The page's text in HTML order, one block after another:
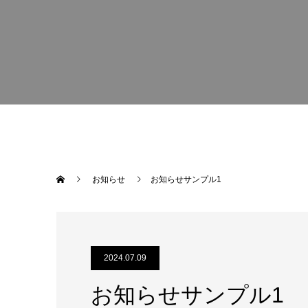
お知らせ お知らせサンプル1
2024.07.09
お知らせサンプル1